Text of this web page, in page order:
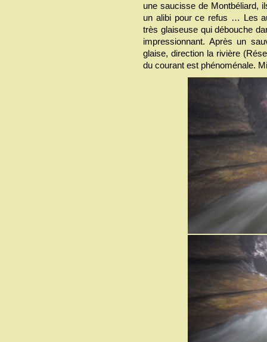
une saucisse de Montbéliard,
un alibi pour ce refus … Les
très glaiseuse qui débouche
impressionnant. Après un
glaise, direction la rivière
du courant est phénoménale.